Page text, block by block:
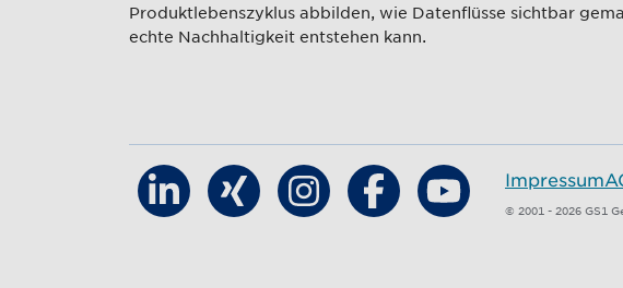
Produktlebenszyklus abbilden, wie Datenflüsse sichtbar
echte Nachhaltigkeit entstehen kann.
Impressum
© 2001 - 2026 GS1